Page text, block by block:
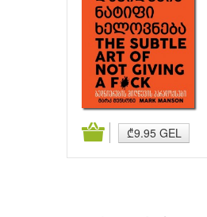
₾9.95 GEL
კალათაში დამატება